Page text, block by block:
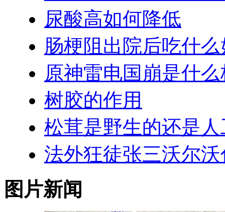
尿酸高如何降低
肠梗阻出院后吃什么
原神雷电国崩是什么
树胶的作用
松茸是野生的还是
法外狂徒张三沃尔
图片新闻